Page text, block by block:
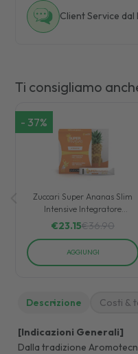
Client Service dal
Ti consigliamo
- 37%
Zuccari Super Ananas Slim
Intensive Integratore
Drenante 25 Bustine
€23.15€36.90
AGGIUNGI
Descrizione Costi &
[Indicazioni Generali]
Dalla tradizione